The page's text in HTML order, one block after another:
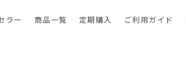
ラー 商品一覧 定期購入 ご利用ガイド